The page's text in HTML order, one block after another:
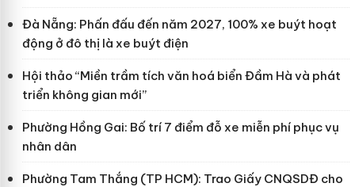
Đà Nẵng: Phấn đấu đến năm 2027, 100% xe buýt hoạt
động ở đô thị là xe buýt điện
Hội thảo “Miền trầm tích văn hoá biển Đầm Hà và phát
triển không gian mới”
Phường Hồng Gai: Bố trí 7 điểm đỗ xe miễn phí phục vụ
nhân dân
Phường Tam Thắng (TP HCM): Trao Giấy CNQSDĐ cho